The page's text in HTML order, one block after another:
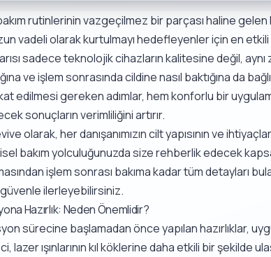
rutinlerinin vazgeçilmez bir parçası haline
vadeli olarak kurtulmayı hedefleyenler için en
sadece teknolojik cihazların kalitesine değil,
ve işlem sonrasında cildine nasıl baktığına da
edilmesi gereken adımlar, hem konforlu bir
sonuçların verimliliğini artırır.
olarak, her danışanımızın cilt yapısının ve
bakım yolculuğunuzda size rehberlik edecek
işlem sonrası bakıma kadar tüm detayları
ilerleyebilirsiniz.
Hazırlık: Neden Önemlidir?
sürecine başlamadan önce yapılan hazırlıklar,
lazer ışınlarının kıl köklerine daha etkili bir şekilde